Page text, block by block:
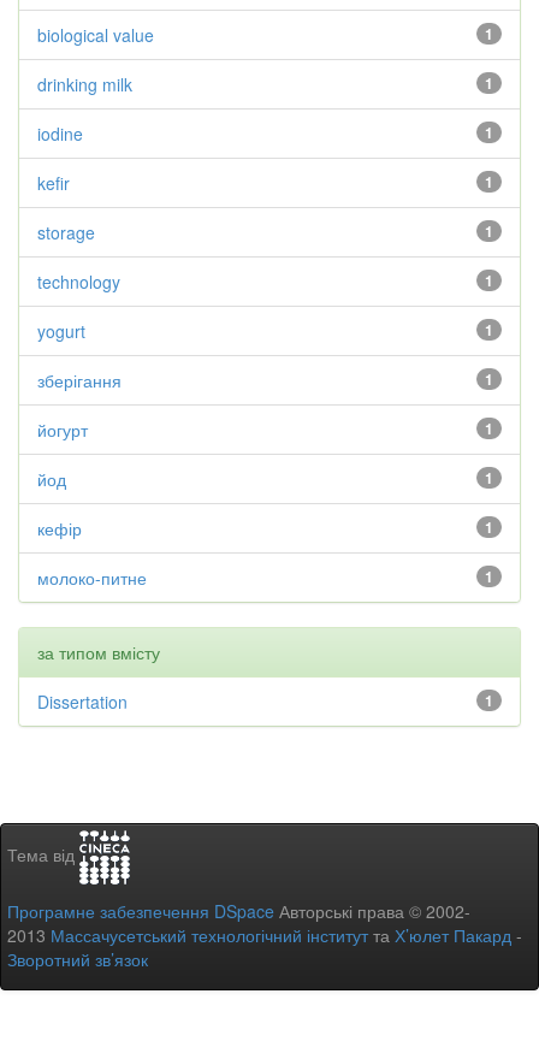
1
biological value
1
drinking milk
1
iodine
1
kefir
1
storage
1
technology
1
yogurt
1
зберігання
1
йогурт
1
йод
1
кефір
1
молоко-питне
за типом вмісту
1
Dissertation
Тема від
Програмне забезпечення DSpace Авторські права © 2002-
2013 Массачусетський технологічний інститутта Х’юлет Пакард -
Зворотний зв’язок